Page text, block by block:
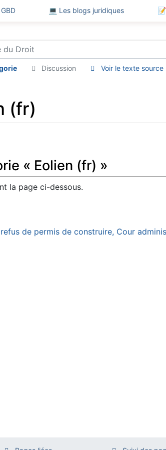
💻 Les blogs juridiques
Discussion Voir le texte source
(fr)
« Eolien (fr) »
la page ci-dessous.
de permis de construire, Cour